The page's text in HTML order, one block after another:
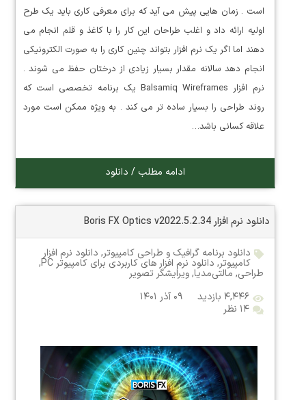
است . زمان هایی پیش می آید که برای معرفی کاری باید یک طرح
اولیه ارائه داد و اغلب طراحان این کار را با کاغذ و قلم انجام می
دهند اما اگر یک نرم افزار بتواند چنین کاری را به صورت الکترونیکی
انجام دهد سالانه مقدار بسیار زیادی از درختان حفظ می شوند .
نرم افزار Balsamiq Wireframes یک برنامه تخصصی است که
روند طراحی را بسیار ساده تر می کند . به ویژه ممکن است مورد
علاقه کسانی باشد…
ادامه مطلب / دانلود
دانلود نرم افزار Boris FX Optics v2022.5.2.34
دانلود برنامه گرافیک و طراحی کامپیوتر, دانلود نرم افزار
کامپیوتر, دانلود نرم افزار های کاربردی برای کامپیوتر PC ,
طراحی,مالتی‌مدیا,ویرایشگر تصویر
۴,۴۴۶ بازدید
۰۹ آذر ۱۴۰۱
۱۴ نظر